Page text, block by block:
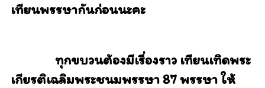
เทียนพรรษากันก่อนนะคะ
ทุกขบวนต้องมีเรื่องราว เทียนเทิดพระ
เกียรติเฉลิมพระชนมพรรษา 87 พรรษาให้